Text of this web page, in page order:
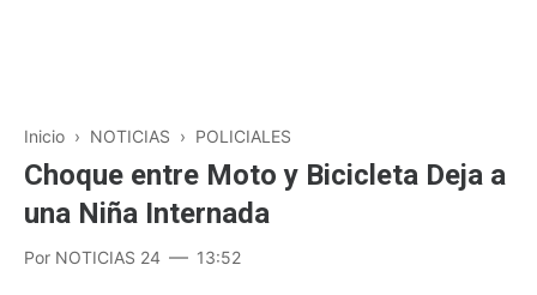
Inicio › NOTICIAS › POLICIALES
Choque entre Moto y Bicicleta Deja a
una Niña Internada
Por NOTICIAS 24 13:52